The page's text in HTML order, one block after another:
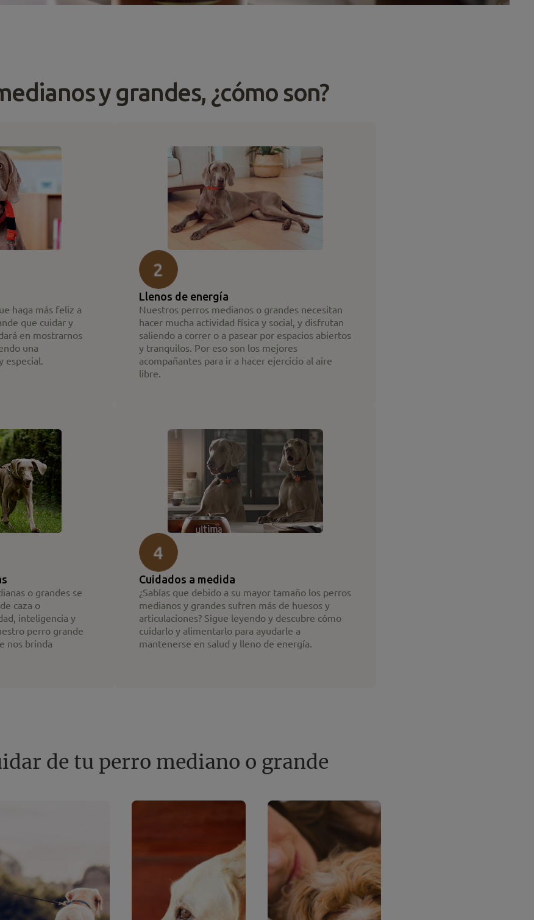
y grandes, ¿cómo son?
haga más feliz a
que cuidar y
en mostrarnos
una
especial.
Llenos de energía
Nuestros perros medianos o grandes necesitan
hacer mucha actividad física y social, y disfrutan
saliendo a correr o a pasear por espacios abiertos
y tranquilos. Por eso son los mejores
acompañantes para ir a hacer ejercicio al aire
libre.
o grandes se
caza o
inteligencia y
perro grande
nos brinda
Cuidados a medida
¿Sabías que debido a su mayor tamaño los perros
medianos y grandes sufren más de huesos y
articulaciones? Sigue leyendo y descubre cómo
cuidarlo y alimentarlo para ayudarle a
mantenerse en salud y lleno de energía.
de tu perro mediano o grande